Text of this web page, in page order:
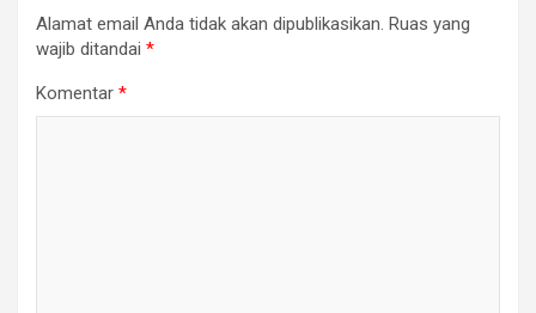
Alamat email Anda tidak akan dipublikasikan. Ruas yang
wajib ditandai *
Komentar *